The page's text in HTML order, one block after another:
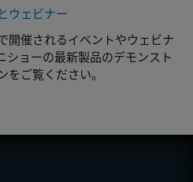
ウェビナー
開催されるイベントやウェビナ
ショーの最新製品のデモンスト
をご覧ください。